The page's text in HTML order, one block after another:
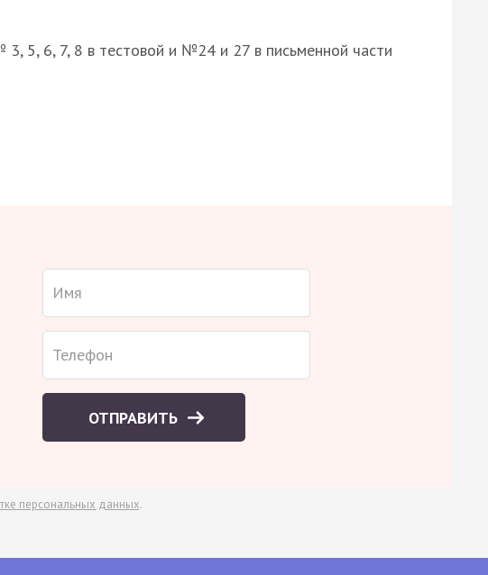
5, 6, 7, 8 в тестовой и №24 и 27 в письменной части
ОТПРАВИТЬ
персональных данных.